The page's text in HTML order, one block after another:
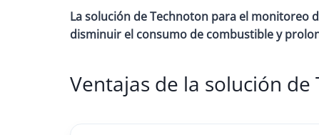
La solución de Technoton para el monitoreo
disminuir el consumo de combustible y
Ventajas de la solución de